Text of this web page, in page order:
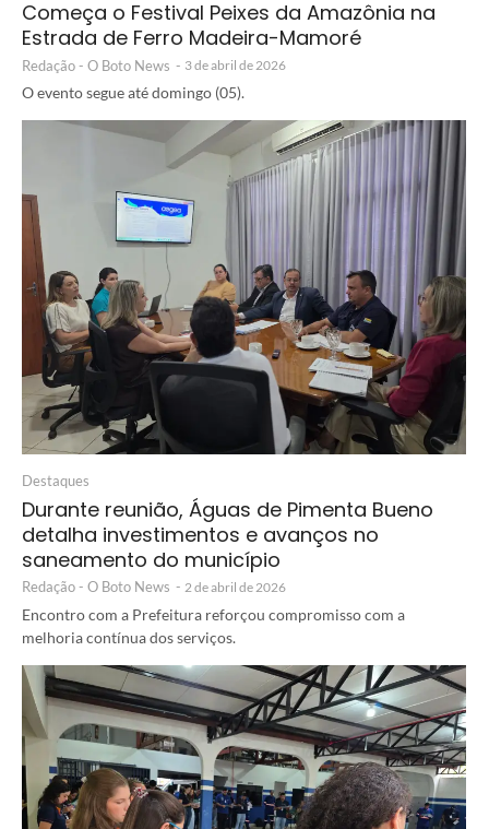
Começa o Festival Peixes da Amazônia na
Estrada de Ferro Madeira-Mamoré
Redação - O Boto News - 3 de abril de 2026
O evento segue até domingo (05).
Destaques
Durante reunião, Águas de Pimenta Bueno
detalha investimentos e avanços no
saneamento do município
Redação - O Boto News - 2 de abril de 2026
Encontro com a Prefeitura reforçou compromisso com a
melhoria contínua dos serviços.